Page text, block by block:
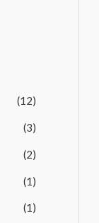
(12)
(3)
(2)
(1)
(1)